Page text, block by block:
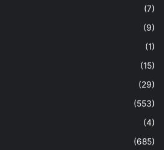
(7)
(9)
(1)
(15)
(29)
(553)
(4)
(685)